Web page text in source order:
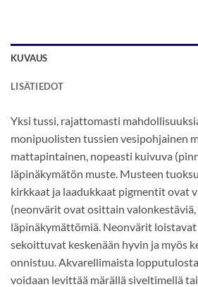
KUVAUS
LISÄTIEDOT
Yksi tussi, rajattomasti
monipuolisten tussien vesipohjainen
mattapintainen, nopeasti kuivuva
läpinäkymätön muste. Musteen
kirkkaat ja laadukkaat pigmentit ovat
(neonvärit ovat osittain
läpinäkymättömiä. Neonvärit
sekoittuvat keskenään hyvin ja myös
onnistuu. Akvarellimaista
voidaan levittää märällä siveltimellä tai